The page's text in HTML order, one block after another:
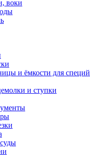
воки
и ёмкости для специй
и ступки